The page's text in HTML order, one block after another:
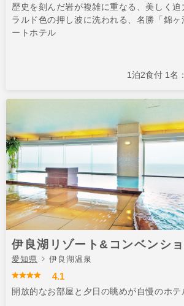
歴史を刻んだ岩が複雑に重なる、美しく迫
ラルド色の押し波に洗われる、名勝「錦
ートホテル
1泊2食付 1名：
伊良湖リゾート&コンベンシ
愛知県 伊良湖温泉
4.1
開放的なお部屋と夕日の眺めが自慢のホテ